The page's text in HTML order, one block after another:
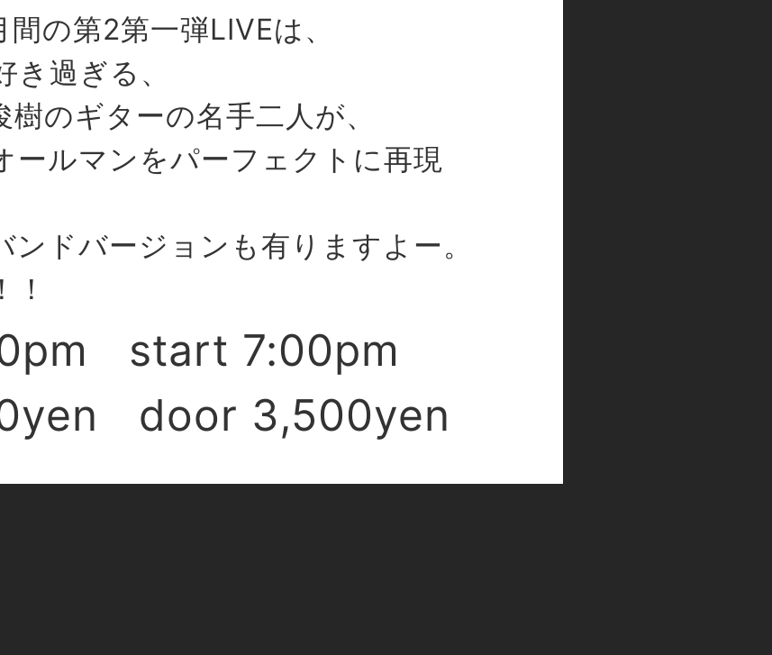
の第2第一弾LIVEは、
過ぎる、
のギターの名手二人が、
ールマンをパーフェクトに再現
ンドバージョンも有りますよー。
start 7:00pm
door 3,500yen